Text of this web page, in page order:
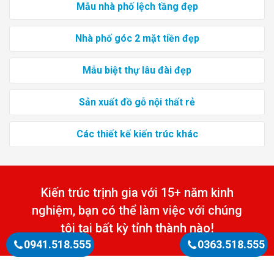
Mẫu nhà phố lệch tầng đẹp
Nhà phố góc 2 mặt tiền đẹp
Mẫu biệt thự lâu đài đẹp
Sản xuất đồ gỗ nội thất rẻ
Các thiết kế kiến trúc khác
Kiến trúc trịnh gia với 15+ năm kinh
nghiệm, bạn có thể làm việc với chúng
tôi tại bất kỳ tỉnh thành nào!
0941.518.555 0363.518.555